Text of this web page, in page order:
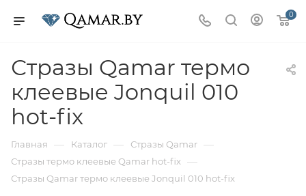
0
Стразы Qamar термо
клеевые Jonquil 010
hot-fix
Главная — Каталог — Стразы Qamar —
Стразы термо клеевые Qamar hot-fix —
Стразы Qamar термо клеевые Jonquil 010 hot-fix